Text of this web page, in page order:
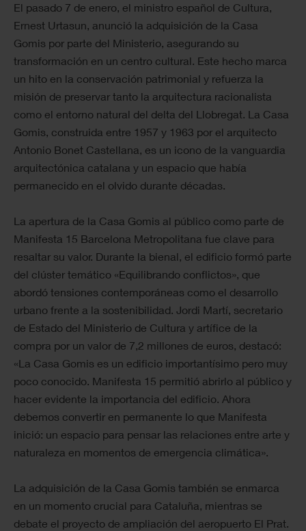
El pasado 7 de enero, el ministro español de Cultura,
Ernest Urtasun, anunció la adquisición de la Casa
Gomis por parte del Ministerio, asegurando su
transformación en un centro cultural. Este hecho marca
un hito en la conservación patrimonial y refuerza la
misión de preservar tanto la arquitectura racionalista
como el entorno natural del delta del Llobregat. La Casa
Gomis, construida entre 1957 y 1963 por el arquitecto
Antonio Bonet Castellana, es un icono de la vanguardia
arquitectónica catalana y un espacio que había
permanecido en el olvido durante décadas.
La apertura de la Casa Gomis al público como parte de
Manifesta 15 Barcelona Metropolitana fue clave para
resaltar su valor. Durante la bienal, el edificio formó parte
del clúster temático «Equilibrando conflictos», que
abordó tensiones contemporáneas como el desarrollo
urbano frente a la sostenibilidad. Jordi Martí, secretario
de Estado del Ministerio de Cultura y artífice de la
compra por un valor de 7,2 millones de euros, destacó:
«La Casa Gomis es un edificio importantísimo pero muy
poco conocido. Manifesta 15 permitió abrirlo al público y
hacer evidente la importancia del edificio. Ahora
debemos convertir en permanente lo que Manifesta
inició: un espacio para pensar las relaciones entre arte y
naturaleza en momentos de emergencia climática».
La adquisición de la Casa Gomis también se enmarca
en un momento crucial para Cataluña, mientras se
debate el proyecto de ampliación del aeropuerto El Prat.